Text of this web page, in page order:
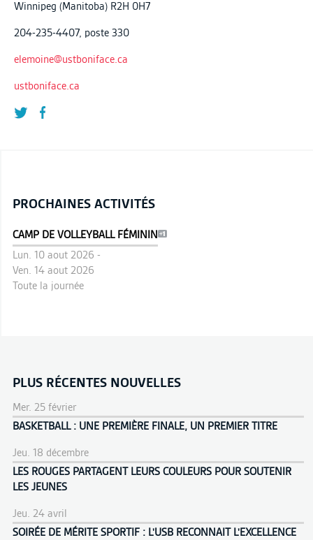
Winnipeg (Manitoba) R2H 0H7
204-235-4407, poste 330
elemoine@ustboniface.ca
ustboniface.ca
PROCHAINES ACTIVITÉS
CAMP DE VOLLEYBALL FÉMININ
Lun. 10 aout 2026 -
Ven. 14 aout 2026
Toute la journée
PLUS RÉCENTES NOUVELLES
Mer. 25 février
BASKETBALL : UNE PREMIÈRE FINALE, UN PREMIER TITRE
Jeu. 18 décembre
LES ROUGES PARTAGENT LEURS COULEURS POUR SOUTENIR
LES JEUNES
Jeu. 24 avril
SOIRÉE DE MÉRITE SPORTIF : L'USB RECONNAIT L'EXCELLENCE